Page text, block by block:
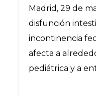
intestinal,
condiciona
vida de
Madrid, 29 de
disfunción
incontinencia
afecta a
pediátrica y a